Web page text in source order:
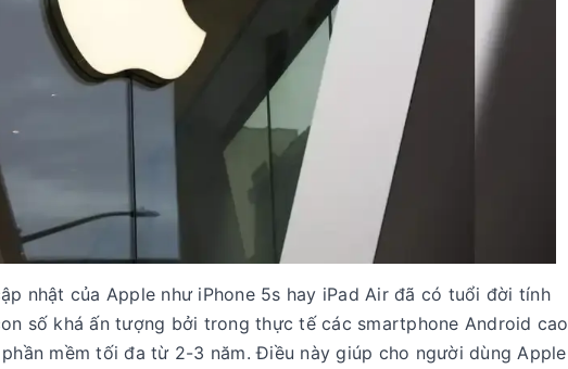
nhật của Apple như iPhone 5s hay iPad Air đã có tuổi đời tính
số khá ấn tượng bởi trong thực tế các smartphone Android cao
mềm tối đa từ 2-3 năm. Điều này giúp cho người dùng Apple